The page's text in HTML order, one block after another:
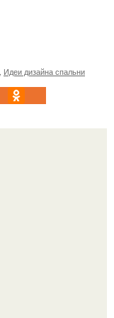
Идеи дизайна спальни